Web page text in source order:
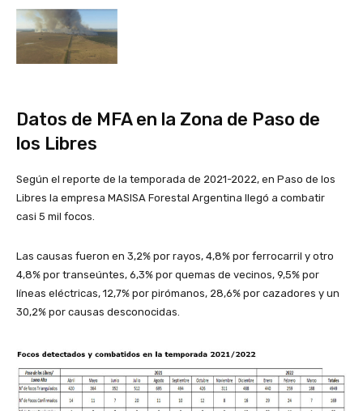
Datos de MFA en la Zona de Paso de
los Libres
Según el reporte de la temporada de 2021-2022, en Paso de los
Libres la empresa MASISA Forestal Argentina llegó a combatir
casi 5 mil focos.
Las causas fueron en 3,2% por rayos, 4,8% por ferrocarril y otro
4,8% por transeúntes, 6,3% por quemas de vecinos, 9,5% por
líneas eléctricas, 12,7% por pirómanos, 28,6% por cazadores y un
30,2% por causas desconocidas.